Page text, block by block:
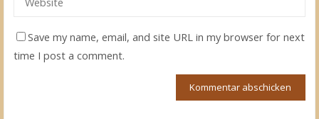
Save my name, email, and site URL in my browser for next
time I post a comment.